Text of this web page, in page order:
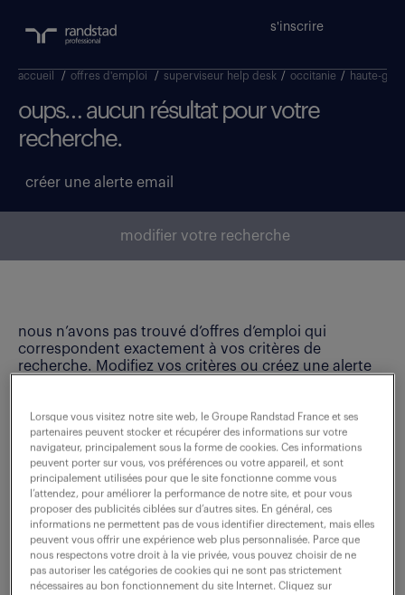
s'inscrire
accueil / offres d'emploi / superviseur help desk / occitanie / haute-
oups… aucun résultat pour votre
recherche.
créer une alerte email
modifier votre recherche
nous n’avons pas trouvé d’offres d’emploi qui
correspondent exactement à vos critères de
recherche. Modifiez vos critères ou créez une alerte
ne ratez aucune
opportunité.
recevez chaque semaine par mail les offres qui
correspondent à votre dernière recherche.
Lorsque vous visitez notre site web, le Groupe Randstad France et ses
partenaires peuvent stocker et récupérer des informations sur votre
navigateur, principalement sous la forme de cookies. Ces informations
peuvent porter sur vous, vos préférences ou votre appareil, et sont
principalement utilisées pour que le site fonctionne comme vous
l’attendez, pour améliorer la performance de notre site, et pour vous
proposer des publicités ciblées sur d’autres sites. En général, ces
informations ne permettent pas de vous identifier directement, mais elles
peuvent vous offrir une expérience web plus personnalisée. Parce que
nous respectons votre droit à la vie privée, vous pouvez choisir de ne
pas autoriser les catégories de cookies qui ne sont pas strictement
nécessaires au bon fonctionnement du site Internet. Cliquez sur